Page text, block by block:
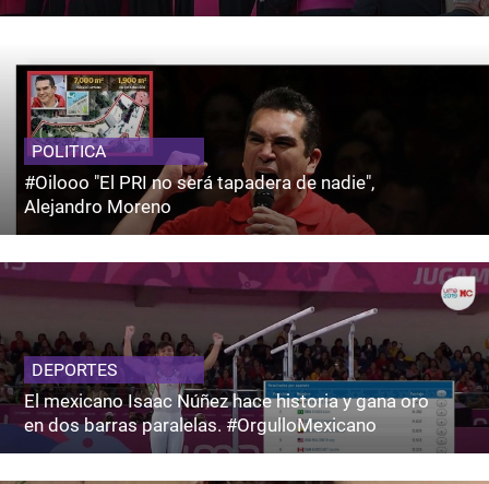
POLITICA
#Oilooo "El PRI no será tapadera de nadie",
Alejandro Moreno
DEPORTES
El mexicano Isaac Núñez hace historia y gana oro
en dos barras paralelas. #OrgulloMexicano